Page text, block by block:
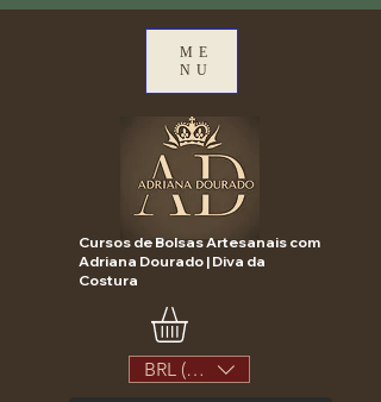
ME
NU
Cursos de Bolsas Artesanais com
Adriana Dourado | Diva da
Costura
BRL (R$)